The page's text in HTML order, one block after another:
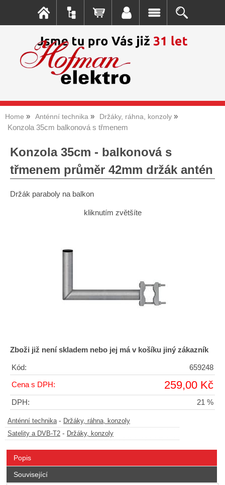
Home Anténní technika Držáky, ráhna, konzoly
Konzola 35cm balkonová s třmenem
Konzola 35cm - balkonová s
třmenem průměr 42mm držák antén
Držák paraboly na balkon
kliknutím zvětšíte
Zboži již není skladem nebo jej má v košíku jiný zákazník
Kód: 659248
Cena s DPH: 259,00 Kč
DPH: 21 %
Anténní technika- Držáky, ráhna, konzoly
Satelity a DVB-T2 - Držáky, konzoly
Popis
Související